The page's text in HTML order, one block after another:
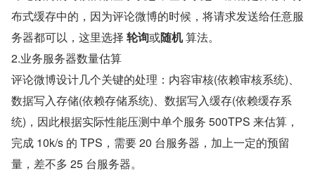
布式缓存中的，因为评论微博的时候，将请求发送给任意服
务器都可以，这里选择 轮询或随机 算法。
2.业务服务器数量估算
评论微博设计几个关键的处理：内容审核(依赖审核系统)、
数据写入存储(依赖存储系统)、数据写入缓存(依赖缓存系
统)，因此根据实际性能压测中单个服务 500TPS 来估算，
完成 10k/s 的 TPS，需要 20 台服务器，加上一定的预留
量，差不多 25 台服务器。